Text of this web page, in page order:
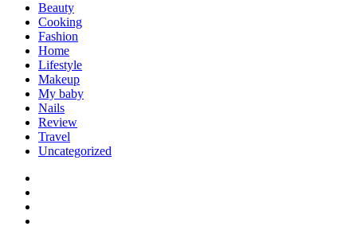
Beauty
Cooking
Fashion
Home
Lifestyle
Makeup
My baby
Nails
Review
Travel
Uncategorized